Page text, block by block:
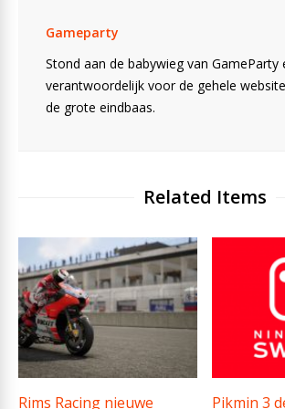
Gameparty
Stond aan de babywieg van GameParty
verantwoordelijk voor de gehele
de grote eindbaas.
Related Items
Rims Racing nieuwe Pikmin 3